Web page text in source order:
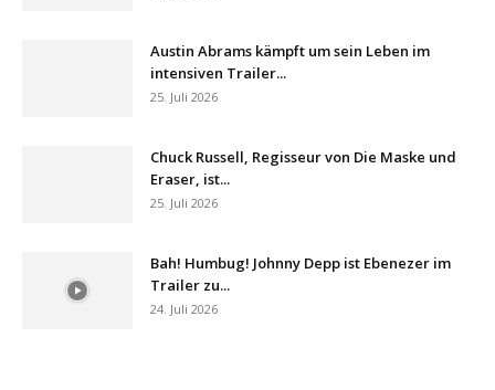
Austin Abrams kämpft um sein Leben im
intensiven Trailer...
25. Juli 2026
Chuck Russell, Regisseur von Die Maske und
Eraser, ist...
25. Juli 2026
Bah! Humbug! Johnny Depp ist Ebenezer im
Trailer zu...
24. Juli 2026